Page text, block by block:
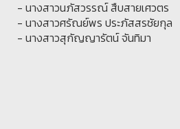
- นางสาวนภัสวรรณ์ สืบสายเศวตร
- นางสาวศรัณย์พร ประภัสสรชัยกุล
- นางสาวสุกัญญารัตน์ จันทิมา